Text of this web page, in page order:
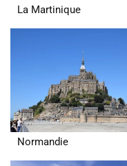
La Martinique
Normandie